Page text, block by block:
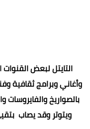
التايتل لبعض
وأغاني وبرامج ثقافية
بالصواريخ
ويتوتر وقد يصاب